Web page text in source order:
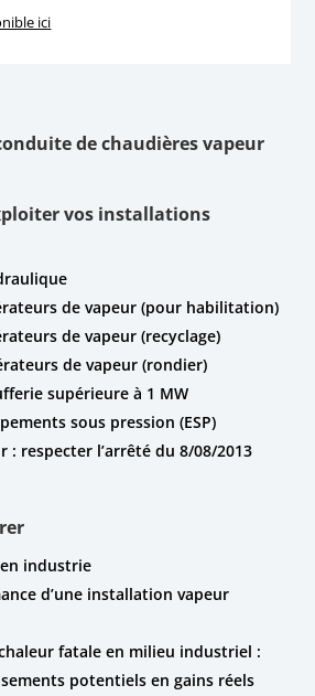
ici
de chaudières vapeur
vos installations
de vapeur (pour habilitation)
de vapeur (recyclage)
de vapeur (rondier)
supérieure à 1 MW
sous pression (ESP)
: respecter l’arrêté du 8/08/2013
en industrie
d’une installation vapeur
fatale en milieu industriel :
potentiels en gains réels